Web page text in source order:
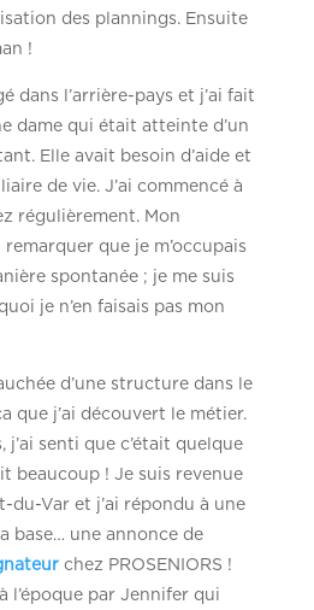
des plannings. Ensuite
!
dans l’arrière-pays et j’ai fait
dame qui était atteinte d’un
Elle avait besoin d’aide et
de vie. J’ai commencé à
régulièrement. Mon
que je m’occupais
spontanée ; je me suis
je n’en faisais pas mon
d’une structure dans le
que j’ai découvert le métier.
j’ai senti que c’était quelque
beaucoup ! Je suis revenue
du-Var et j’ai répondu à une
base… une annonce de
chez PROSENIORS !
l’époque par Jennifer qui